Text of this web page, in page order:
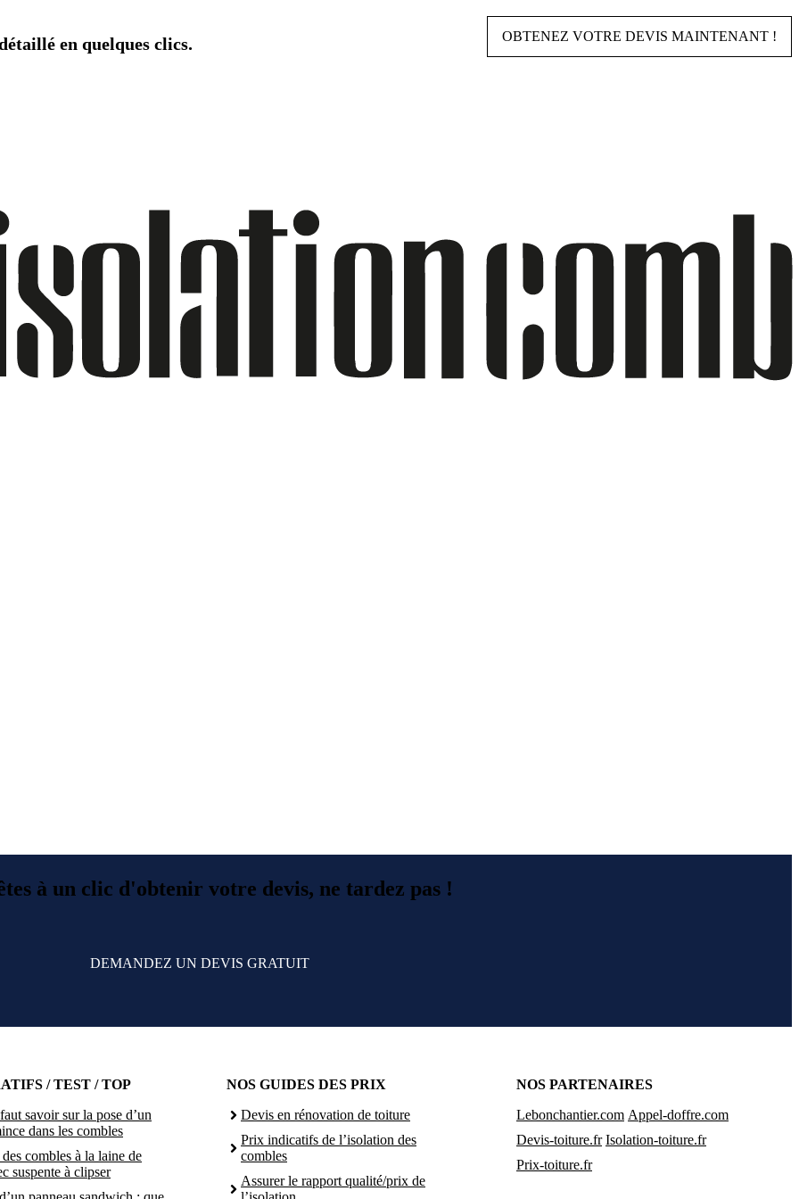
en quelques clics. OBTENEZ VOTRE DEVIS MAINTENANT !
à un clic d'obtenir votre devis, ne tardez pas !
DEMANDEZ UN DEVIS GRATUIT
/ TEST / TOP
savoir sur la pose d’un
dans les combles
combles à la laine de
suspente à clipser
NOS GUIDES DES PRIX
Devis en rénovation de toiture
Prix indicatifs de l’isolation des
combles
Assurer le rapport qualité/prix de
NOS PARTENAIRES
Lebonchantier.com Appel-doffre.com
Devis-toiture.fr Isolation-toiture.fr
Prix-toiture.fr